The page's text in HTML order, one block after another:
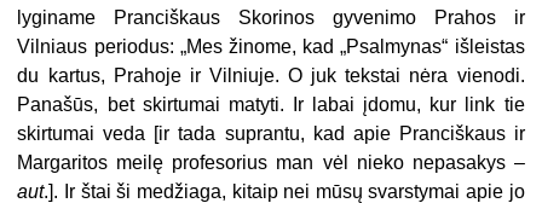
lyginame Pranciškaus Skorinos gyvenimo Prahos ir
Vilniaus periodus: „Mes žinome, kad „Psalmynas“ išleistas
du kartus, Prahoje ir Vilniuje. O juk tekstai nėra vienodi.
Panašūs, bet skirtumai matyti. Ir labai įdomu, kur link tie
skirtumai veda [ir tada suprantu, kad apie Pranciškaus ir
Margaritos meilę profesorius man vėl nieko nepasakys –
aut.]. Ir štai ši medžiaga, kitaip nei mūsų svarstymai apie jo